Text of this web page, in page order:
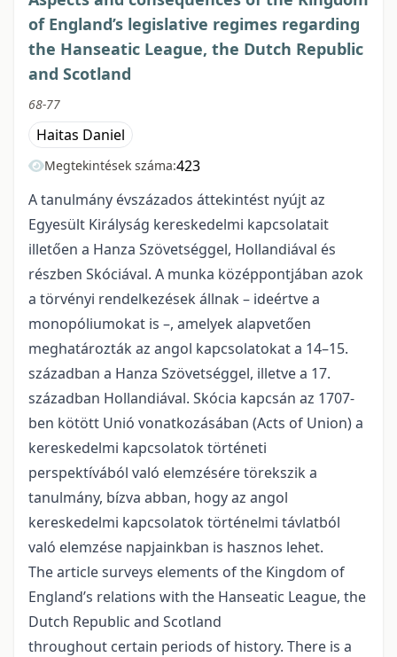
of England’s legislative regimes regarding
the Hanseatic League, the Dutch Republic
and Scotland
68-77
Haitas Daniel
Megtekintések száma:423
A tanulmány évszázados áttekintést nyújt az
Egyesült Királyság kereskedelmi kapcsolatait
illetően a Hanza Szövetséggel, Hollandiával és
részben Skóciával. A munka középpontjában azok
a törvényi rendelkezések állnak – ideértve a
monopóliumokat is –, amelyek alapvetően
meghatározták az angol kapcsolatokat a 14–15.
században a Hanza Szövetséggel, illetve a 17.
században Hollandiával. Skócia kapcsán az 1707-
ben kötött Unió vonatkozásában (Acts of Union) a
kereskedelmi kapcsolatok történeti
perspektívából való elemzésére törekszik a
tanulmány, bízva abban, hogy az angol
kereskedelmi kapcsolatok történelmi távlatból
való elemzése napjainkban is hasznos lehet.
The article surveys elements of the Kingdom of
England’s relations with the Hanseatic League, the
Dutch Republic and Scotland
throughout certain periods of history. There is a